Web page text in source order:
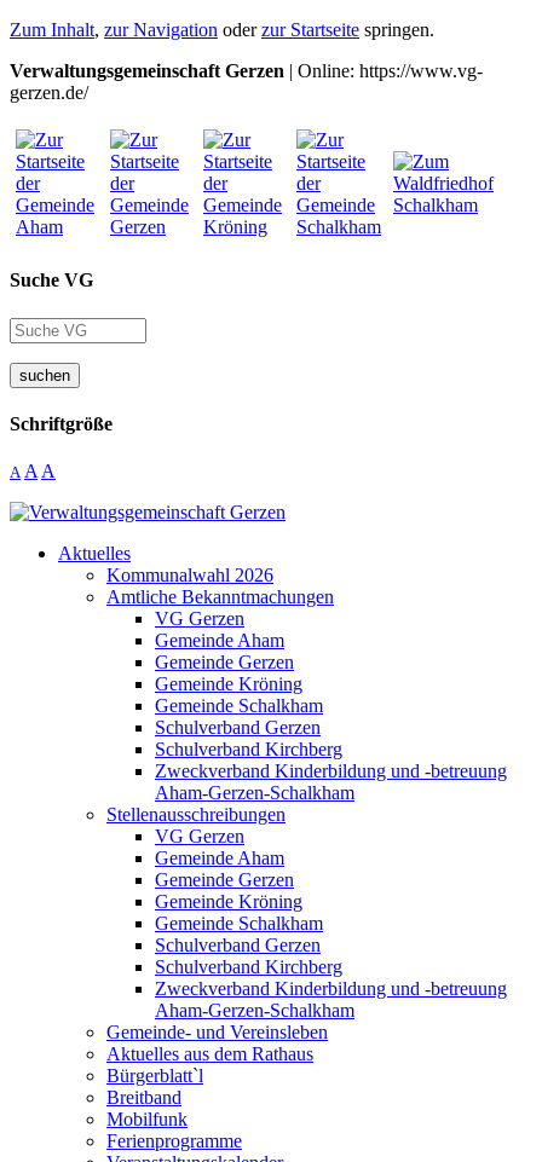
Zum Inhalt, zur Navigation oderzur Startseite springen.
Verwaltungsgemeinschaft Gerzen | Online: https://www.vg-
gerzen.de/
Suche VG
suchen
Schriftgröße
A A A
Aktuelles
Kommunalwahl 2026
Amtliche Bekanntmachungen
VG Gerzen
Gemeinde Aham
Gemeinde Gerzen
Gemeinde Kröning
Gemeinde Schalkham
Schulverband Gerzen
Schulverband Kirchberg
Zweckverband Kinderbildung und -betreuung
Aham-Gerzen-Schalkham
Stellenausschreibungen
VG Gerzen
Gemeinde Aham
Gemeinde Gerzen
Gemeinde Kröning
Gemeinde Schalkham
Schulverband Gerzen
Schulverband Kirchberg
Zweckverband Kinderbildung und -betreuung
Aham-Gerzen-Schalkham
Gemeinde- und Vereinsleben
Aktuelles aus dem Rathaus
Bürgerblatt`l
Breitband
Mobilfunk
Ferienprogramme